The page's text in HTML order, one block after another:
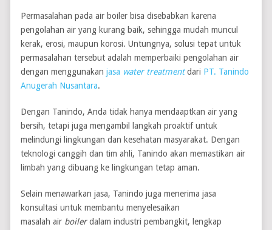
Permasalahan pada air boiler bisa disebabkan karena
pengolahan air yang kurang baik, sehingga mudah muncul
kerak, erosi, maupun korosi. Untungnya, solusi tepat untuk
permasalahan tersebut adalah memperbaiki pengolahan air
dengan menggunakanjasa water treatment dari PT. Tanindo
Anugerah Nusantara.
Dengan Tanindo, Anda tidak hanya mendaaptkan air yang
bersih, tetapi juga mengambil langkah proaktif untuk
melindungi lingkungan dan kesehatan masyarakat. Dengan
teknologi canggih dan tim ahli, Tanindo akan memastikan air
limbah yang dibuang ke lingkungan tetap aman.
Selain menawarkan jasa, Tanindo juga menerima jasa
konsultasi untuk membantu menyelesaikan
masalah air boilerdalam industri pembangkit, lengkap